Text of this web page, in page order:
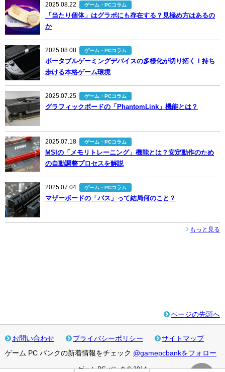
2025.08.22 ゲーム・PCコラム
「当たり個体」はグラボにも存在する？見極め方はあるの
か
2025.08.08 ゲーム・PCコラム
ポータブルゲーミングデバイスの多様化が切り拓く！持ち
歩ける本格ゲーム環境
2025.07.25 ゲーム・PCコラム
グラフィックボードの「PhantomLink」機能とは？
2025.07.18 ゲーム・PCコラム
MSIの「メモリトレーニング」機能とは？安定動作のため
の自動調整プロセスを解説
2025.07.04 ゲーム・PCコラム
マザーボードの「バス」って結局何のこと？
もっと見る
ページの先頭へ
お問い合わせ プライバシーポリシー
サイトマップ
ゲーム PC バンクの新着情報をチェック @gamepcbankをフォロー
ゲーム PC バンク © 2014